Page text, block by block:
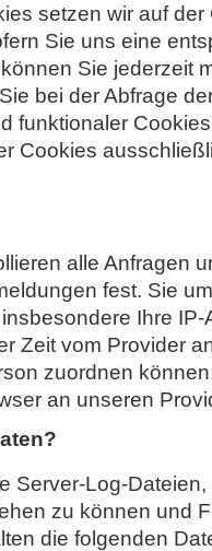
setzen wir auf
Sie uns eine
Sie jederzeit
bei der Abfrage
funktionaler
Cookies
alle Anfragen
fest. Sie
Ihre
Zeit vom Provider
zuordnen
an unseren
Server-Log-
zu können und
die folgenden